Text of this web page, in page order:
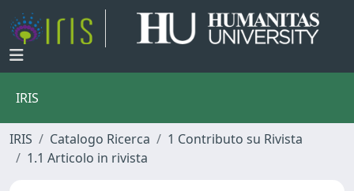
IRIS
IRIS Catalogo Ricerca
1 Contributo su Rivista
1.1 Articolo in rivista